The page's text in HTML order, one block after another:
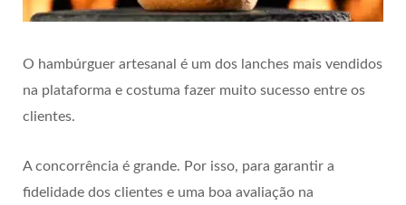
O hambúrguer artesanal é um dos lanches mais vendidos
na plataforma e costuma fazer muito sucesso entre os
clientes.
A concorrência é grande. Por isso, para garantir a
fidelidade dos clientes e uma boa avaliação na